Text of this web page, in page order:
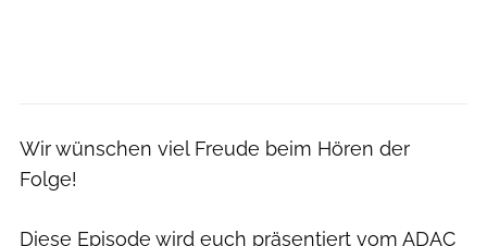
Wir wünschen viel Freude beim Hören der
Folge!
Diese Episode wird euch präsentiert vom ADAC